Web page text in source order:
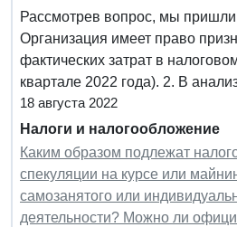
Рассмотрев вопрос, мы
Организация имеет право
фактических затрат в
квартале 2022 года). 2. В
18 августа 2022
Налоги и налогообложение
Каким образом подлежат
спекуляции на курсе или
самозанятого или
деятельности? Можно ли